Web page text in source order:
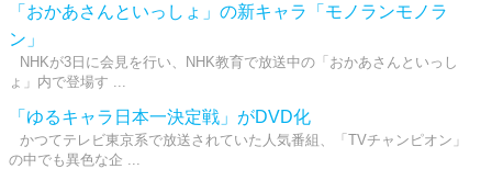
「おかあさんといっしょ」の新キャラ「モノランモノラ
ン」
NHKが3日に会見を行い、NHK教育で放送中の「おかあさんといっし
ょ」内で登場す ...
「ゆるキャラ日本一決定戦」がDVD化
かつてテレビ東京系で放送されていた人気番組、「TVチャンピオン」
の中でも異色な企 ...